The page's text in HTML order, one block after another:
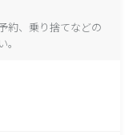
約、乗り捨てなどの